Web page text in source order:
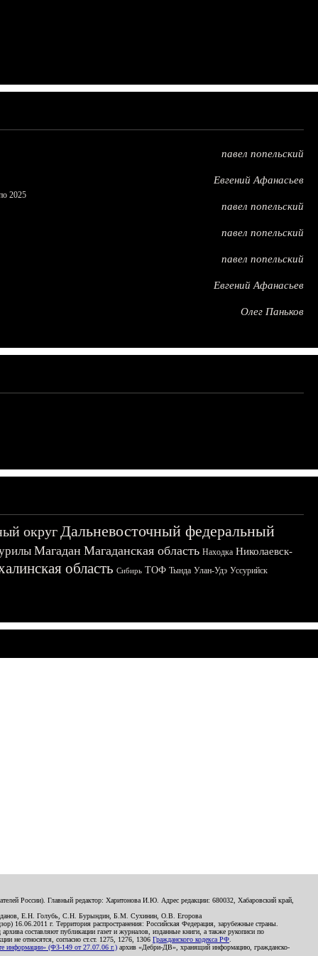
павел попельский
Евгений Афанасьев
2025
павел попельский
павел попельский
павел попельский
Евгений Афанасьев
Олег Паньков
округДальневосточный федеральный
Магадан Магаданская область Находка Николаевск-
область Сибирь ТОФ Тында Улан-Удэ Уссурийск
России). Главный редактор: Харитонова И.Ю. Адрес редакции: 680032, Хабаровский край,
Е.Н. Голубь, С.Н. Бурындин, Б.М. Сухинин, О.В. Егорова
16.06.2011 г. Территория распространения: Российская Федерация, зарубежные страны.
составляют публикации газет и журналов, изданные книги, а также рукописи по
не относятся, согласно ст.ст. 1275, 1276, 1306 Гражданского кодекса РФ
информации» (ФЗ-149 от 27.07.06 г.) архив «Дебри-ДВ», хранящий информацию, гражданско-